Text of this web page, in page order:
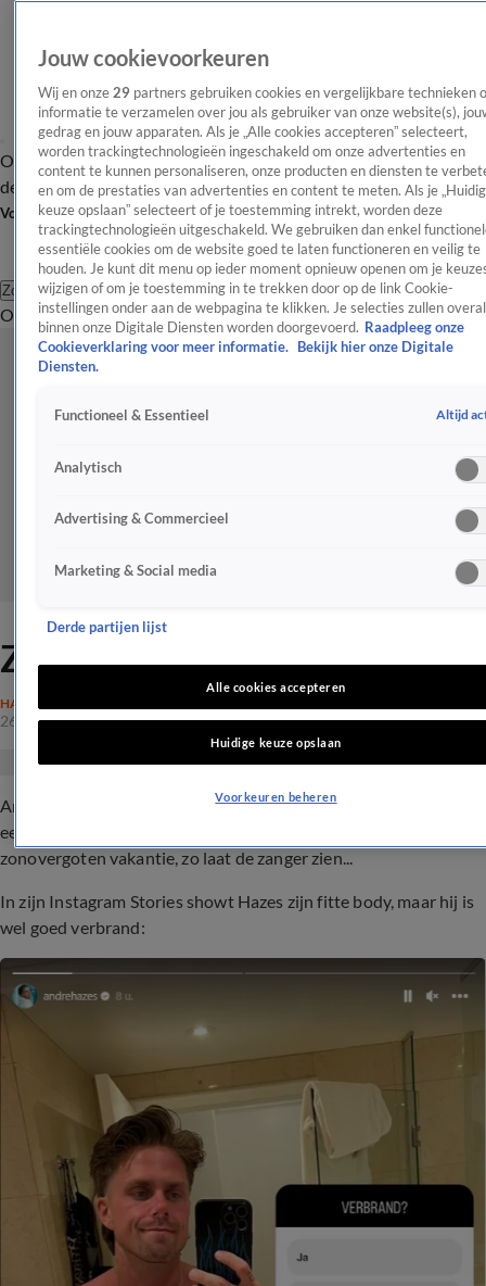
OverzichtAfleveringen Entertainment TV Algemeen
Tip
de redactieNieuwsbrief
Volg Shownieuws
Zoeken
OverzichtEntertainmentSpraakmakendRealityCrimeVideo's
ZIEN: Zo fit is André Hazes
HAZES
26 apr 2023, 15:00
André Hazes en Monique Westenberg genieten nog altijd van
een heerlijke vakantie samen in Amerika. En het is een
zonovergoten vakantie, zo laat de zanger zien...
In zijn Instagram Stories showt Hazes zijn fitte body, maar hij is
wel goed verbrand:
Jouw cookievoorkeuren
Wij en onze 29 partners gebruiken cookies en vergelijkbare technieken
informatie te verzamelen over jou als gebruiker van onze website(s),
gedrag en jouw apparaten. Als je „Alle cookies accepteren” selecteert,
worden trackingtechnologieën ingeschakeld om onze advertenties en
content te kunnen personaliseren, onze producten en diensten te
en om de prestaties van advertenties en content te meten. Als je
keuze opslaan” selecteert of je toestemming intrekt, worden deze
trackingtechnologieën uitgeschakeld. We gebruiken dan enkel
essentiële cookies om de website goed te laten functioneren en veilig te
houden. Je kunt dit menu op ieder moment opnieuw openen om je
wijzigen of om je toestemming in te trekken door op de link Cookie-
instellingen onder aan de webpagina te klikken. Je selecties zullen overal
binnen onze Digitale Diensten worden doorgevoerd. Raadpleeg onze
Cookieverklaring voor meer informatie.
Bekijk hier onze Digitale
Diensten.
Functioneel & Essentieel Altijd
Analytisch
Advertising & Commercieel
Marketing & Social media
Derde partijen lijst
Alle cookies accepteren
Huidige keuze opslaan
Voorkeuren beheren